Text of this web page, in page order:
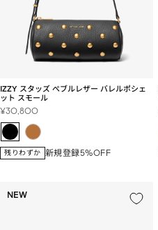
IZZY スタッズ ぺブルレザー バレルポシェ
ット スモール
セ
ー
ル
価
格
¥30,800
残りわずか 新規登録5%OFF
NEW